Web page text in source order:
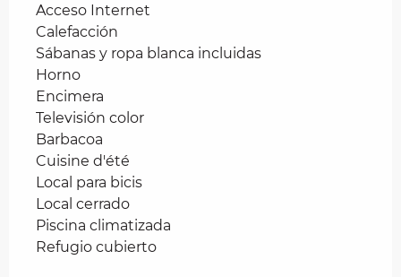
Acceso Internet
Calefacción
Sábanas y ropa blanca incluidas
Horno
Encimera
Televisión color
Barbacoa
Cuisine d'été
Local para bicis
Local cerrado
Piscina climatizada
Refugio cubierto